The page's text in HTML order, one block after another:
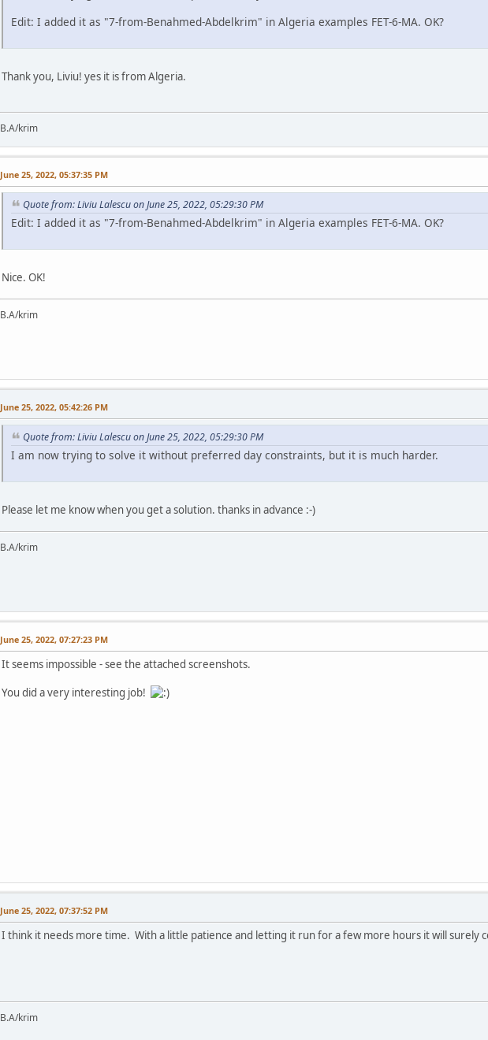
Edit: I added it as "7-from-Benahmed-Abdelkrim" in Algeria examples FET-6-MA. OK?
Thank you, Liviu! yes it is from Algeria.
B.A/krim
June 25, 2022, 05:37:35 PM
Quote from: Liviu Lalescu on June 25, 2022, 05:29:30 PM
Edit: I added it as "7-from-Benahmed-Abdelkrim" in Algeria examples FET-6-MA. OK?
Nice. OK!
B.A/krim
June 25, 2022, 05:42:26 PM
Quote from: Liviu Lalescu on June 25, 2022, 05:29:30 PM
I am now trying to solve it without preferred day constraints, but it is much harder.
Please let me know when you get a solution. thanks in advance :-)
B.A/krim
June 25, 2022, 07:27:23 PM
It seems impossible - see the attached screenshots.
You did a very interesting job!
June 25, 2022, 07:37:52 PM
I think it needs more time. With a little patience and letting it run for a few more hours it will surely
B.A/krim